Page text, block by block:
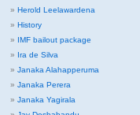
Herold Leelawardena
History
IMF bailout package
Ira de Silva
Janaka Alahapperuma
Janaka Perera
Janaka Yagirala